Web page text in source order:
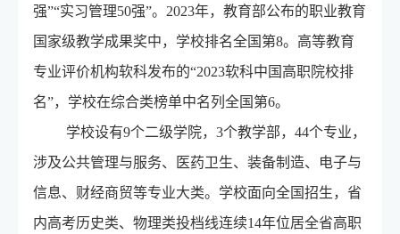
强”“实习管理50强”。2023年，教育部公布的职业教育
国家级教学成果奖中，学校排名全国第8。高等教育
专业评价机构软科发布的“2023软科中国高职院校排
名”，学校在综合类榜单中名列全国第6。
学校设有9个二级学院，3个教学部，44个专业，
涉及公共管理与服务、医药卫生、装备制造、电子与
信息、财经商贸等专业大类。学校面向全国招生，省
内高考历史类、物理类投档线连续14年位居全省高职